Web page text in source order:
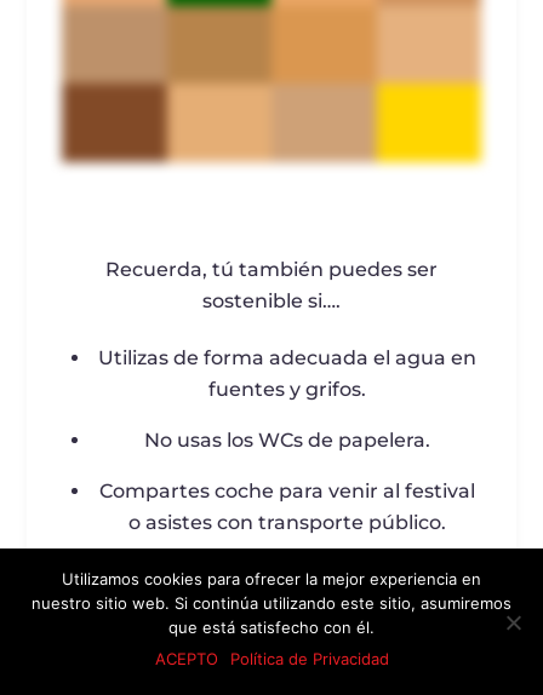
Recuerda, tú también puedes ser
sostenible si….
Utilizas de forma adecuada el agua en
fuentes y grifos.
No usas los WCs de papelera.
Compartes coche para venir al festival
o asistes con transporte público.
Respetas el descanso de vecinos.
Recoges y reciclas los residuos que
produces.
Utilizamos cookies para ofrecer la mejor experiencia en
nuestro sitio web. Si continúa utilizando este sitio, asumiremos
que está satisfecho con él.
ACEPTO
Política de Privacidad